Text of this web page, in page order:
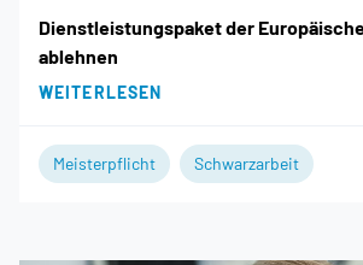
Dienstleistungspaket der
ablehnen
WEITERLESEN
Meisterpflicht Schwarzarbeit